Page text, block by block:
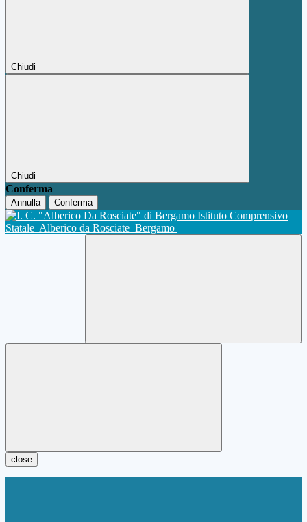
Chiudi
Chiudi
Conferma
Annulla Conferma
Istituto Comprensivo
Statale Alberico da Rosciate Bergamo
close